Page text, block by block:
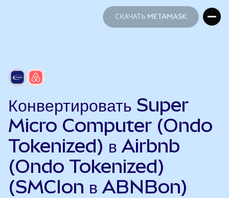
СКАЧАТЬ METAMASK
Конвертировать Super
Micro Computer (Ondo
Tokenized) в Airbnb
(Ondo Tokenized)
(SMCIon в ABNBon)